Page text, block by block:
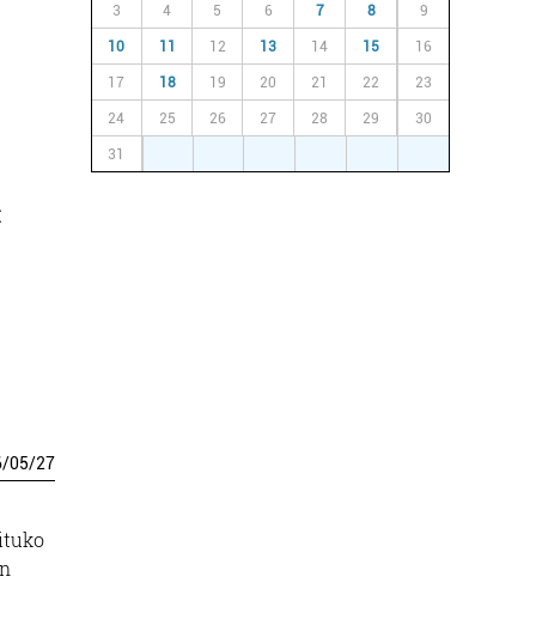
/05/27
3 4 5 6 7 8 9
10 11 12 13 14 15 16
17 18 19 20 21 22 23
24 25 26 27 28 29 30
31